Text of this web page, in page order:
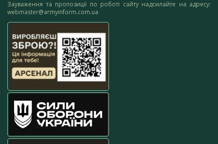
Зауваження та пропозиції по роботі сайту надсилайте на адресу:
webmaster@armyinform.com.ua